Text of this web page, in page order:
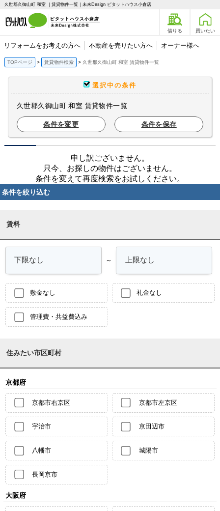
久世郡久御山町 和室 ｜賃貸物件一覧｜未来Design ピタットハウス小倉店
借りる 買いたい
リフォームをお考えの方へ 不動産を売りたい方へ オーナー様へ
TOPページ 賃貸物件検索 久世郡久御山町 和室 賃貸物件一覧
選択中の条件
久世郡久御山町 和室 賃貸物件一覧
条件を変更 条件を保存
申し訳ございません。
只今、お探しの物件はございません。
条件を変えて再度検索をお試しください。
条件を絞り込む
賃料
～
敷金なし 礼金なし
管理費・共益費込み
住みたい市区町村
京都府
京都市右京区 京都市左京区
宇治市 京田辺市
八幡市 城陽市
長岡京市
大阪府